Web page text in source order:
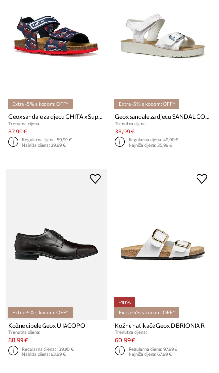
Extra -5% s kodom: OFF*
Geox sandale za djecu GHITA x Superman
Trenutna cijena:
37,99 €
Regularna cijena:59,90 €
Najniža cijena:39,99 €
Extra -5% s kodom: OFF*
Geox sandale za djecu SANDAL COSTAREI
Trenutna cijena:
33,99 €
Regularna cijena:49,90 €
Najniža cijena:35,99 €
Extra -5% s kodom: OFF*
Kožne cipele Geox U IACOPO
Trenutna cijena:
88,99 €
Regularna cijena:139,90 €
Najniža cijena:93,99 €
-10%
Extra -5% s kodom: OFF*
Kožne natikače Geox D BRIONIA R
Trenutna cijena:
60,99 €
Regularna cijena:97,99 €
Najniža cijena:67,99 €